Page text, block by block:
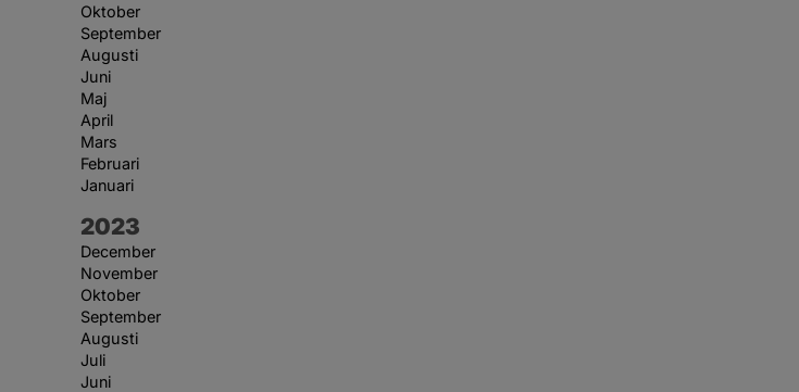
Oktober
September
Augusti
Juni
Maj
April
Mars
Februari
Januari
År:
2023
December
November
Oktober
September
Augusti
Juli
Juni